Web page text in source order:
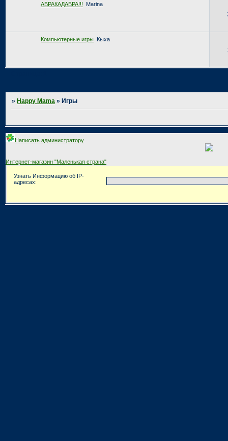
АБРАКАДАБРА!!!
Marina
Компьютерные игры Кыха
» Happy Mama » Игры
Написать администратору
Интернет-магазин "Маленькая страна"
Узнать Информацию об IP-
адресах: